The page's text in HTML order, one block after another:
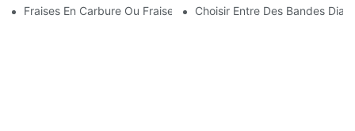
Fraises En Carbure Ou Fraises Diamantées : Laquelle Vous
Choisir Entre Des Bandes